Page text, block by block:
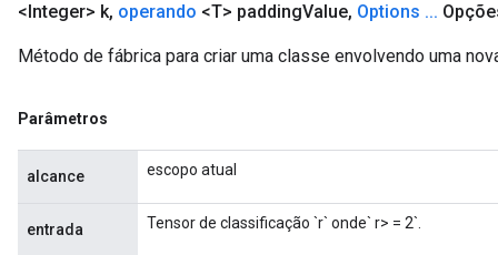
<Integer> k, operando <T> paddingValue, Options ...
Método de fábrica para criar uma classe envolvendo uma
Parâmetros
alcance escopo atual
entrada Tensor de classificação `r` onde` r> = 2`.